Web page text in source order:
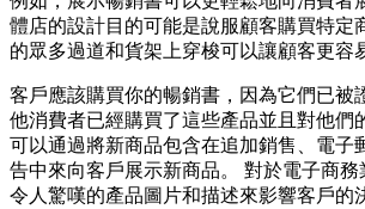
體店的設計目的可能是說服顧客購買特定
的眾多過道和貨架上穿梭可以讓顧客更容
客戶應該購買你的暢銷書，因為它們已被
他消費者已經購買了這些產品並且對他們
可以通過將新商品包含在追加銷售、電子
告中來向客戶展示新商品。 對於電子商務
令人驚嘆的產品圖片和描述來影響客戶的